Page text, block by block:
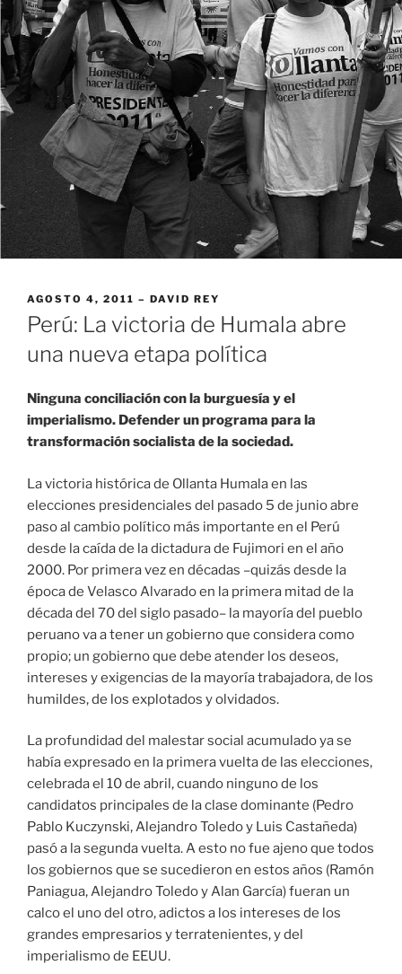
PUBLICADO
EL
AGOSTO 4, 2011 DAVID REY
Perú: La victoria de Humala abre
una nueva etapa política
Ninguna conciliación con la burguesía y el
imperialismo. Defender un programa para la
transformación socialista de la sociedad.
La victoria histórica de Ollanta Humala en las
elecciones presidenciales del pasado 5 de junio abre
paso al cambio político más importante en el Perú
desde la caída de la dictadura de Fujimori en el año
2000. Por primera vez en décadas –quizás desde la
época de Velasco Alvarado en la primera mitad de la
década del 70 del siglo pasado– la mayoría del pueblo
peruano va a tener un gobierno que considera como
propio; un gobierno que debe atender los deseos,
intereses y exigencias de la mayoría trabajadora, de los
humildes, de los explotados y olvidados.
La profundidad del malestar social acumulado ya se
había expresado en la primera vuelta de las elecciones,
celebrada el 10 de abril, cuando ninguno de los
candidatos principales de la clase dominante (Pedro
Pablo Kuczynski, Alejandro Toledo y Luis Castañeda)
pasó a la segunda vuelta. A esto no fue ajeno que todos
los gobiernos que se sucedieron en estos años (Ramón
Paniagua, Alejandro Toledo y Alan García) fueran un
calco el uno del otro, adictos a los intereses de los
grandes empresarios y terratenientes, y del
imperialismo de EEUU.